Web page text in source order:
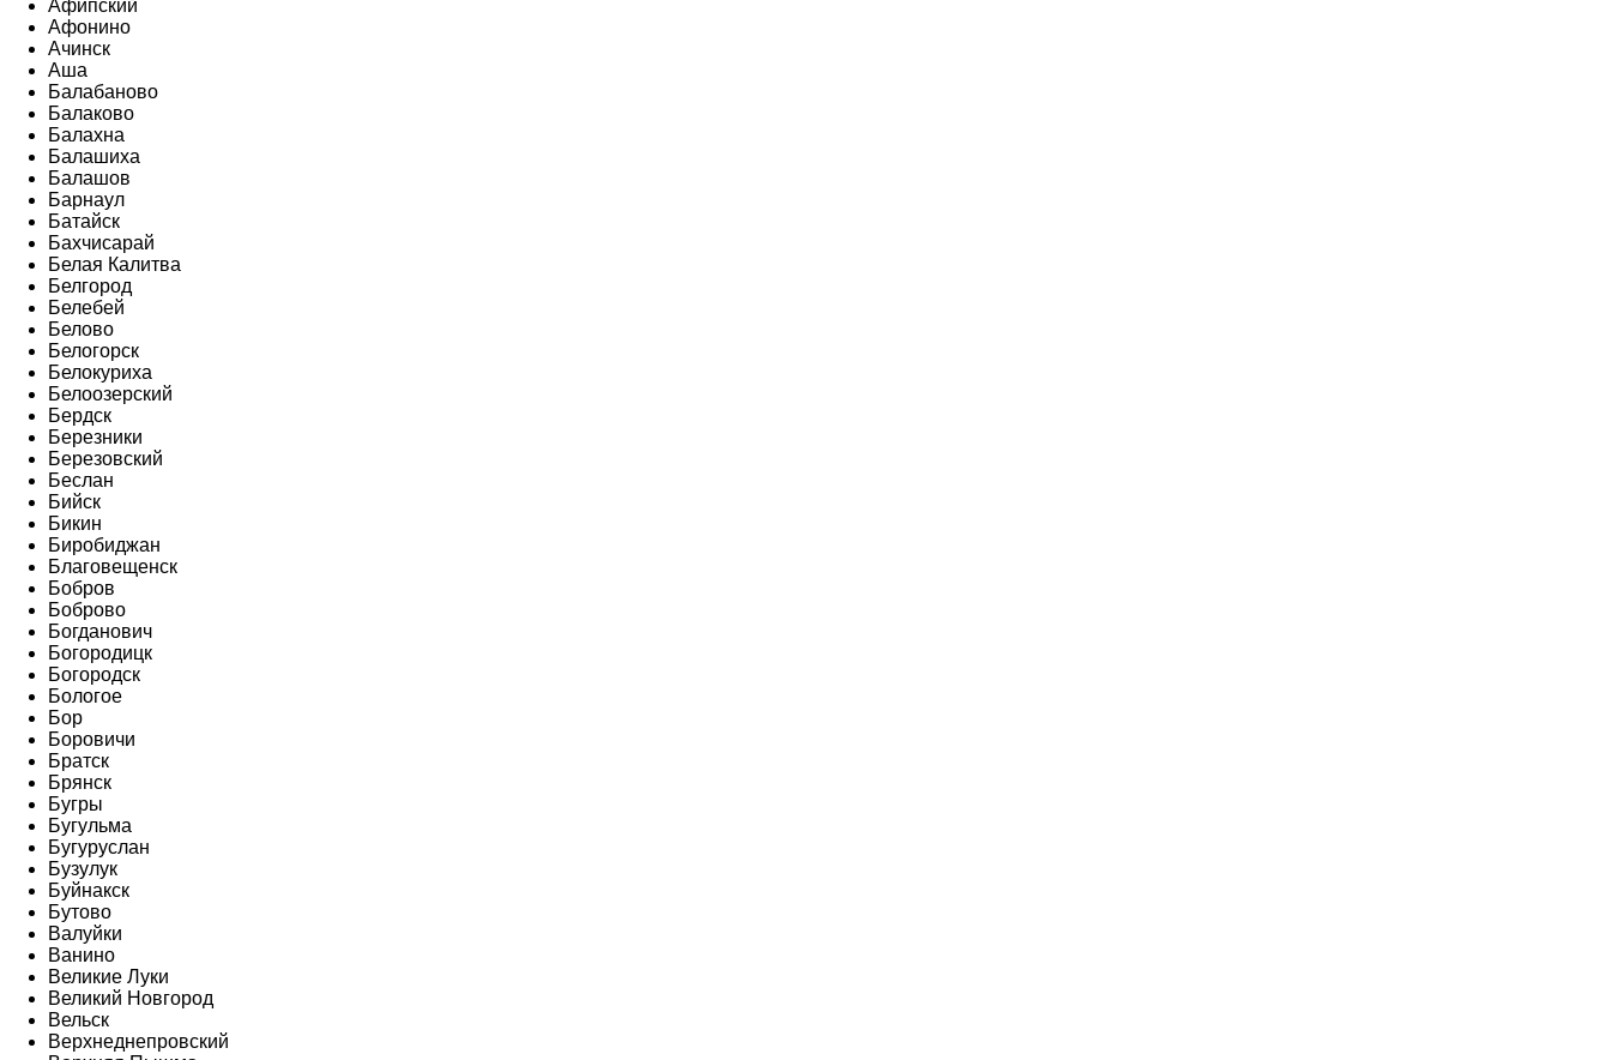
Афипский
Афонино
Ачинск
Аша
Балабаново
Балаково
Балахна
Балашиха
Балашов
Барнаул
Батайск
Бахчисарай
Белая Калитва
Белгород
Белебей
Белово
Белогорск
Белокуриха
Белоозерский
Бердск
Березники
Березовский
Беслан
Бийск
Бикин
Биробиджан
Благовещенск
Бобров
Боброво
Богданович
Богородицк
Богородск
Бологое
Бор
Боровичи
Братск
Брянск
Бугры
Бугульма
Бугуруслан
Бузулук
Буйнакск
Бутово
Валуйки
Ванино
Великие Луки
Великий Новгород
Вельск
Верхнеднепровский